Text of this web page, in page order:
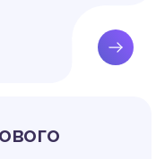
Одним из основных
ных гарантий защиты
- оказания
- выявления
ного управления и